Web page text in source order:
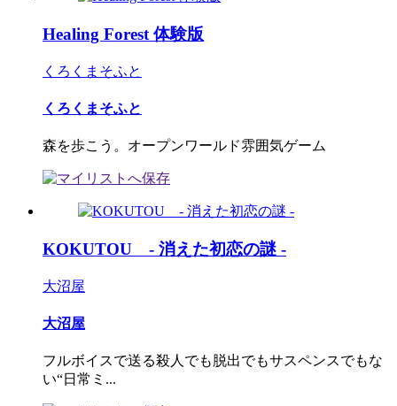
Healing Forest 体験版
くろくまそふと
くろくまそふと
森を歩こう。オープンワールド雰囲気ゲーム
KOKUTOU - 消えた初恋の謎 -
大沼屋
大沼屋
フルボイスで送る殺人でも脱出でもサスペンスでもな
い“日常ミ...